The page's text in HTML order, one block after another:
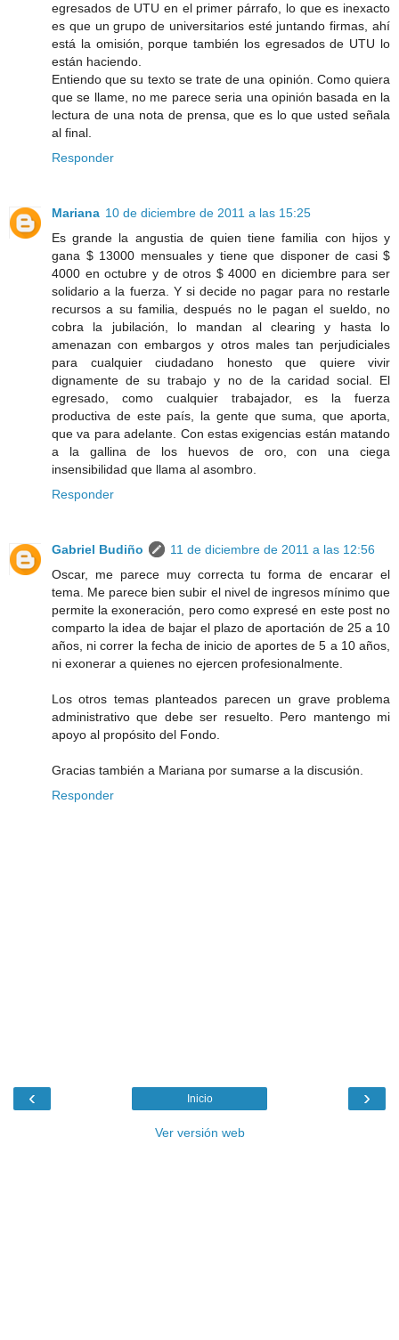
egresados de UTU en el primer párrafo, lo que es inexacto
es que un grupo de universitarios esté juntando firmas, ahí
está la omisión, porque también los egresados de UTU lo
están haciendo.
Entiendo que su texto se trate de una opinión. Como quiera
que se llame, no me parece seria una opinión basada en la
lectura de una nota de prensa, que es lo que usted señala
al final.
Responder
Mariana 10 de diciembre de 2011 a las 15:25
Es grande la angustia de quien tiene familia con hijos y
gana $ 13000 mensuales y tiene que disponer de casi $
4000 en octubre y de otros $ 4000 en diciembre para ser
solidario a la fuerza. Y si decide no pagar para no restarle
recursos a su familia, después no le pagan el sueldo, no
cobra la jubilación, lo mandan al clearing y hasta lo
amenazan con embargos y otros males tan perjudiciales
para cualquier ciudadano honesto que quiere vivir
dignamente de su trabajo y no de la caridad social. El
egresado, como cualquier trabajador, es la fuerza
productiva de este país, la gente que suma, que aporta,
que va para adelante. Con estas exigencias están matando
a la gallina de los huevos de oro, con una ciega
insensibilidad que llama al asombro.
Responder
Gabriel Budiño
11 de diciembre de 2011 a las 12:56
Oscar, me parece muy correcta tu forma de encarar el
tema. Me parece bien subir el nivel de ingresos mínimo que
permite la exoneración, pero como expresé en este post no
comparto la idea de bajar el plazo de aportación de 25 a 10
años, ni correr la fecha de inicio de aportes de 5 a 10 años,
ni exonerar a quienes no ejercen profesionalmente.
Los otros temas planteados parecen un grave problema
administrativo que debe ser resuelto. Pero mantengo mi
apoyo al propósito del Fondo.
Gracias también a Mariana por sumarse a la discusión.
Responder
‹ ›
Inicio
Ver versión web